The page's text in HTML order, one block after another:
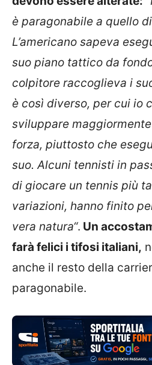
è paragonabile a quello
L’americano sapeva
suo piano tattico da
colpitore raccoglieva i
è così diverso, per cui io
sviluppare
forza, piuttosto che
suo. Alcuni tennisti in
di giocare un tennis più
variazioni, hanno finito
vera natura“. Un
farà felici i tifosi italiani,
anche il resto della
paragonabile.